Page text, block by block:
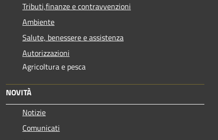
Tributi,finanze e contravvenzioni
Ambiente
Salute, benessere e assistenza
Autorizzazioni
Agricoltura e pesca
NOVITÀ
Notizie
Comunicati